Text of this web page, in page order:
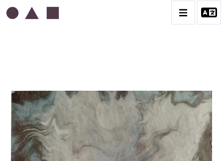
ABDELKADER GUERMAZ
BIOGRAPHIE
LA PRESSE AU SUJET DE GUERMAZ
TÉMOIGNAGES AU SUJET DE GUERMAZ